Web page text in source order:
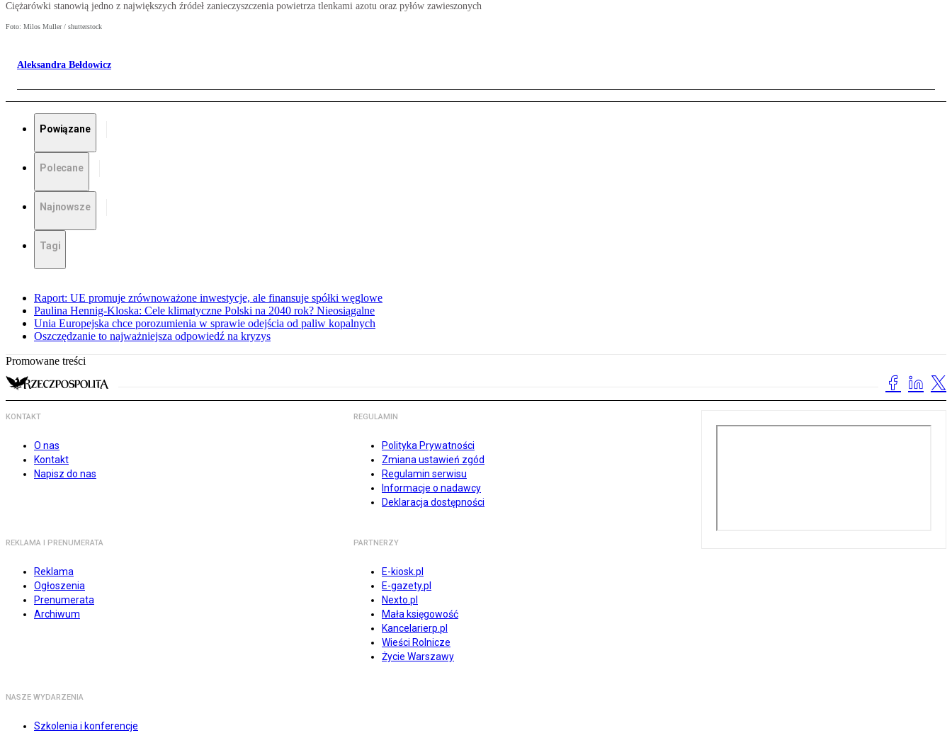
Ciężarówki stanowią jedno z największych źródeł zanieczyszczenia powietrza tlenkami azotu oraz pyłów zawieszonych
Foto: Milos Muller / shutterstock
Aleksandra Bełdowicz
Powiązane
Polecane
Najnowsze
Tagi
Raport: UE promuje zrównoważone inwestycje, ale finansuje spółki węglowe
Paulina Hennig-Kloska: Cele klimatyczne Polski na 2040 rok? Nieosiągalne
Unia Europejska chce porozumienia w sprawie odejścia od paliw kopalnych
Oszczędzanie to najważniejsza odpowiedź na kryzys
Promowane treści
KONTAKT
O nas
Kontakt
Napisz do nas
REGULAMIN
Polityka Prywatności
Zmiana ustawień zgód
Regulamin serwisu
Informacje o nadawcy
Deklaracja dostępności
REKLAMA I PRENUMERATA
Reklama
Ogłoszenia
Prenumerata
Archiwum
PARTNERZY
E-kiosk.pl
E-gazety.pl
Nexto.pl
Mała księgowość
Kancelarierp.pl
Wieści Rolnicze
Życie Warszawy
NASZE WYDARZENIA
Szkolenia i konferencje